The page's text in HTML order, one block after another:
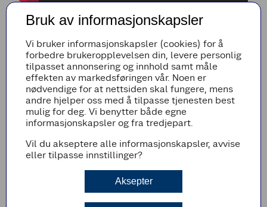
Prisdryss til Coop Marked Vadla
Under kjedens store butikksjefmøte ble Coop
Bruk av informasjonskapsler
Vi bruker informasjonskapsler (cookies) for å
forbedre brukeropplevelsen din, levere personlig
tilpasset annonsering og innhold samt måle
effekten av markedsføringen vår. Noen er
nødvendige for at nettsiden skal fungere, mens
andre hjelper oss med å tilpasse tjenesten best
mulig for deg. Vi benytter både egne
informasjonskapsler og fra tredjepart.
Vil du akseptere alle informasjonskapsler, avvise
eller tilpasse innstillinger?
Aksepter